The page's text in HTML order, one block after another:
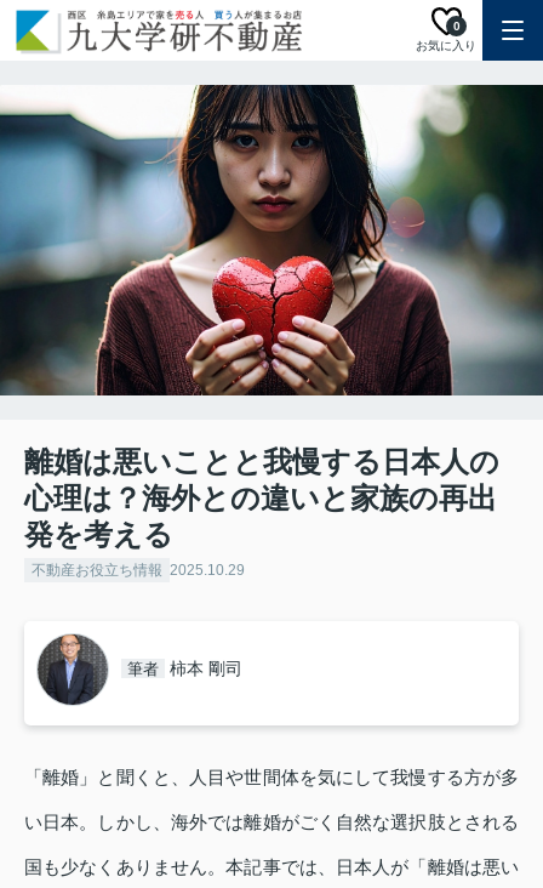
お気に入り
0
離婚は悪いことと我慢する日本人の
心理は？海外との違いと家族の再出
発を考える
不動産お役立ち情報 2025.10.29
筆者 柿本 剛司
「離婚」と聞くと、人目や世間体を気にして我慢する方が多
い日本。しかし、海外では離婚がごく自然な選択肢とされる
国も少なくありません。本記事では、日本人が「離婚は悪い